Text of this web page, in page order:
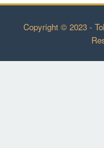
Copyright © 2023 -